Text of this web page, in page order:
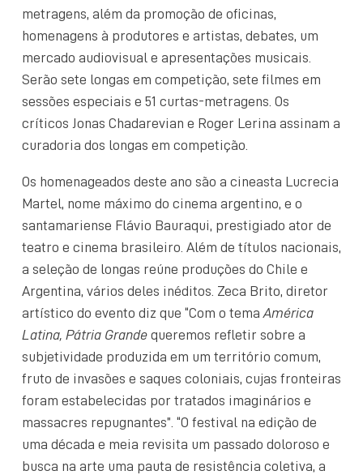
metragens, além da promoção de oficinas,
homenagens à produtores e artistas, debates, um
mercado audiovisual e apresentações musicais.
Serão sete longas em competição, sete filmes em
sessões especiais e 51 curtas-metragens. Os
críticos Jonas Chadarevian e Roger Lerina assinam a
curadoria dos longas em competição.
Os homenageados deste ano são a cineasta Lucrecia
Martel, nome máximo do cinema argentino, e o
santamariense Flávio Bauraqui, prestigiado ator de
teatro e cinema brasileiro. Além de títulos nacionais,
a seleção de longas reúne produções do Chile e
Argentina, vários deles inéditos. Zeca Brito, diretor
artístico do evento diz que “Com o tema América
Latina, Pátria Grande queremos refletir sobre a
subjetividade produzida em um território comum,
fruto de invasões e saques coloniais, cujas fronteiras
foram estabelecidas por tratados imaginários e
massacres repugnantes”. “O festival na edição de
uma década e meia revisita um passado doloroso e
busca na arte uma pauta de resistência coletiva, a